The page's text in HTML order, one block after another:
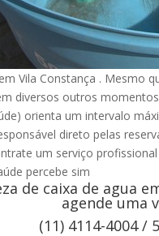
Vila Constança .
diversos outros
orienta um intervalo
direto pelas
um serviço
percebe sim
de caixa de agua
agende uma
(11) 4114-4004 /